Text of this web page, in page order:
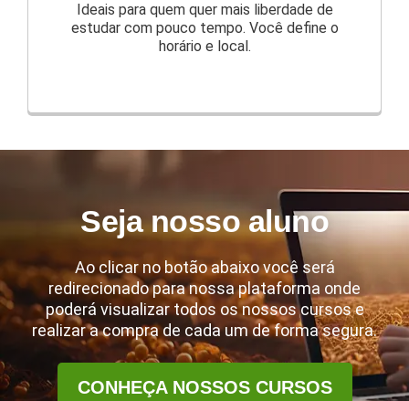
Ideais para quem quer mais liberdade de
estudar com pouco tempo. Você define o
horário e local.
Seja nosso aluno
Ao clicar no botão abaixo você será
redirecionado para nossa plataforma onde
poderá visualizar todos os nossos cursos e
realizar a compra de cada um de forma segura.
CONHEÇA NOSSOS CURSOS